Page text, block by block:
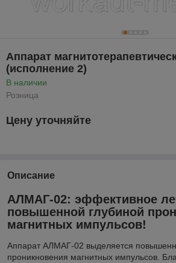
Аппарат
(исполнение 2)
В наличии
Розница
Цену уточняйте
Описание
АЛМАГ-02: эффективное
повышенной глубиной
магнитных импульсов!
Аппарат АЛМАГ-02 выделяется
проникновения магнитных импульсов.